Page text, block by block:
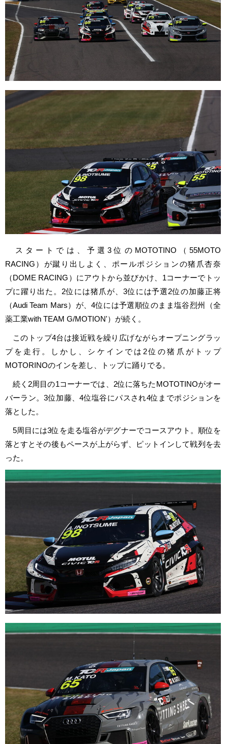
スタートでは、予選3位のMOTOTINO（55MOTO
RACING）が蹴り出しよく、ポールポジションの猪爪杏奈
（DOME RACING）にアウトから並びかけ、1コーナーでトッ
プに躍り出た。2位には猪爪が、3位には予選2位の加藤正将
（Audi Team Mars）が、4位には予選順位のまま塩谷烈州（全
薬工業with TEAM G/MOTION'）が続く。
このトップ4台は接近戦を繰り広げながらオープニングラッ
プを走行。しかし、シケインでは2位の猪爪がトップ
MOTORINOのインを差し、トップに踊りでる。
続く2周目の1コーナーでは、2位に落ちたMOTOTINOがオー
バーラン。3位加藤、4位塩谷にパスされ4位までポジションを
落とした。
5周目には3位を走る塩谷がデグナーでコースアウト。順位を
落とすとその後もペースが上がらず、ピットインして戦列を去
った。